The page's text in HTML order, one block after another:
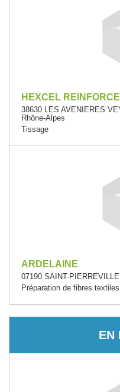
HEXCEL
38630 LES AVENIERES
Rhône-Alpes
Tissage
ARDELAINE
07190 SAINT-
Préparation de fibres
EN